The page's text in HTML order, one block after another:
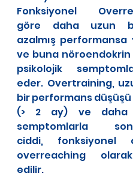
Fonksiyonel
göre daha uzun
azalmış
ve buna
psikolojik
eder. Overtraining,
bir performans düşüşü
(> 2 ay) ve daha
semptomlarla
ciddi, fonksiyonel
overreaching
edilir.